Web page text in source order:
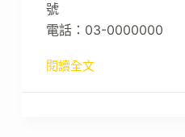
號
電話：03-0000000
閱讀全文